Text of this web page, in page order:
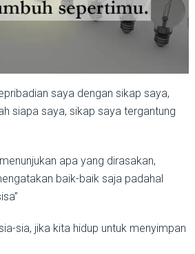
saya dengan sikap saya,
siapa saya, sikap saya tergantung
apa yang dirasakan,
baik-baik saja padahal
sia, jika kita hidup untuk menyimpan